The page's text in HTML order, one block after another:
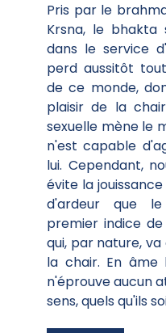
Pris par le
Krsna, le bhakta
dans le service
perd aussitôt
de ce monde,
plaisir de la
sexuelle mène le
n'est capable
lui. Cependant,
évite la
d'ardeur que
premier indice
qui, par nature,
la chair. En âme
n'éprouve aucun
sens, quels qu'ils